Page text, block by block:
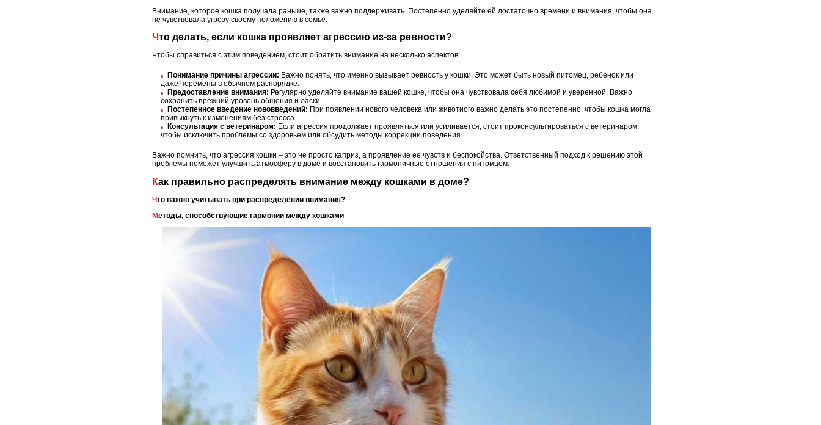
Внимание, которое кошка получала раньше, также важно поддерживать. Постепенно уделяйте ей достаточно времени и внимания, чтобы она
не чувствовала угрозу своему положению в семье.
Что делать, если кошка проявляет агрессию из-за ревности?
Чтобы справиться с этим поведением, стоит обратить внимание на несколько аспектов:
Понимание причины агрессии: Важно понять, что именно вызывает ревность у кошки. Это может быть новый питомец, ребенок или
даже перемены в обычном распорядке.
Предоставление внимания: Регулярно уделяйте внимание вашей кошке, чтобы она чувствовала себя любимой и уверенной. Важно
сохранить прежний уровень общения и ласки.
Постепенное введение нововведений: При появлении нового человека или животного важно делать это постепенно, чтобы кошка могла
привыкнуть к изменениям без стресса.
Консультация с ветеринаром: Если агрессия продолжает проявляться или усиливается, стоит проконсультироваться с ветеринаром,
чтобы исключить проблемы со здоровьем или обсудить методы коррекции поведения.
Важно помнить, что агрессия кошки – это не просто каприз, а проявление ее чувств и беспокойства. Ответственный подход к решению этой
проблемы поможет улучшить атмосферу в доме и восстановить гармоничные отношения с питомцем.
Как правильно распределять внимание между кошками в доме?
Что важно учитывать при распределении внимания?
Методы, способствующие гармонии между кошками